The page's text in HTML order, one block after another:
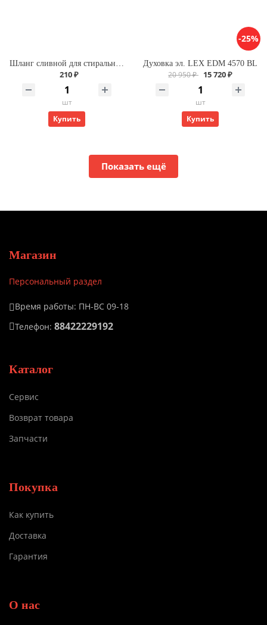
210 ₽
шт
Купить
-25%
Духовка эл. LEX EDM 4570 BL
20 950 ₽ 15 720 ₽
шт
Купить
Показать ещё
Магазин
Персональный раздел
Время работы: ПН-ВС 09-18
Телефон: 88422229192
Каталог
Сервис
Возврат товара
Запчасти
Покупка
Как купить
Доставка
Гарантия
О нас